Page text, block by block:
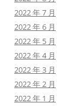
2022 年 7 月
2022 年 6 月
2022 年 5 月
2022 年 4 月
2022 年 3 月
2022 年 2 月
2022 年 1 月